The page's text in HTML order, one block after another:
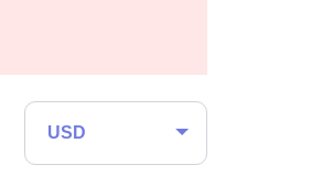
USD